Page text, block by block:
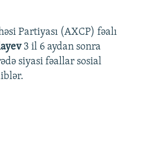
Partiyası (AXCP) fəalı
3 il 6 aydan sonra
siyasi fəallar sosial